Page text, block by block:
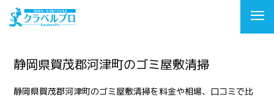
静岡県賀茂郡河津町のゴミ屋敷清掃
静岡県賀茂郡河津町のゴミ屋敷清掃を料金や相場、口コミで比